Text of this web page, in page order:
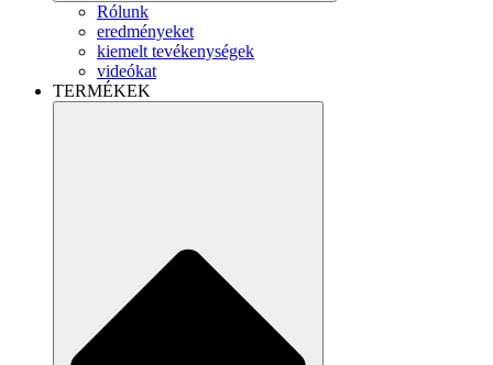
Rólunk
eredményeket
kiemelt tevékenységek
videókat
TERMÉKEK